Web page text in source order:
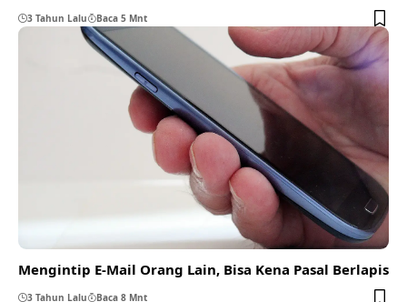
3 Tahun Lalu Baca 5 Mnt
Mengintip E-Mail Orang Lain, Bisa Kena Pasal Berlapis
3 Tahun Lalu Baca 8 Mnt